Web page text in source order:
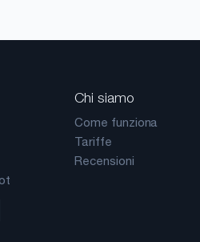
Chi siamo
Come funziona
Tariffe
Recensioni